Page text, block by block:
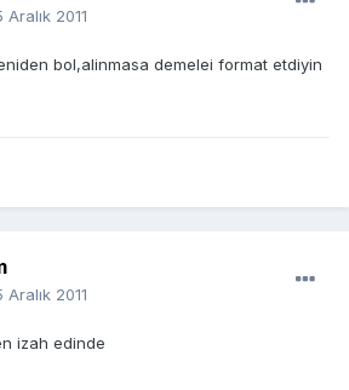
Aralık 2011
bol,alinmasa demelei format etdiyin
Aralık 2011
izah edinde